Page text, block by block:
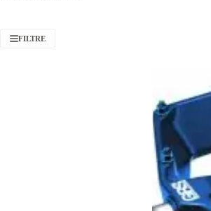
FILTRE